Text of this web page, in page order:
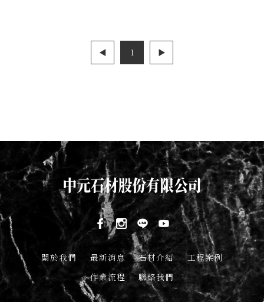
◀ 1 ▶
關於我們 最新消息 石材介紹
工程案例
作業流程
聯絡我們